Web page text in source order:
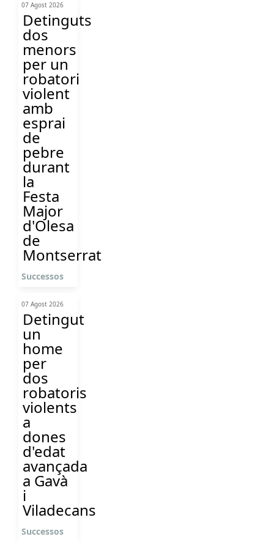
07 Agost 2026
Detinguts
dos
menors
per un
robatori
violent
amb
esprai
de
pebre
durant
la
Festa
Major
d'Olesa
de
Montserrat
Successos
07 Agost 2026
Detingut
un
home
per
dos
robatoris
violents
a
dones
d'edat
avançada
a Gavà
i
Viladecans
Successos